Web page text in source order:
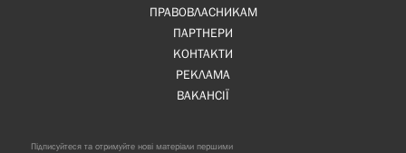
ПРАВОВЛАСНИКАМ
ПАРТНЕРИ
КОНТАКТИ
РЕКЛАМА
ВАКАНСІЇ
Підписуйтеся та отримуйте нові матеріали першими